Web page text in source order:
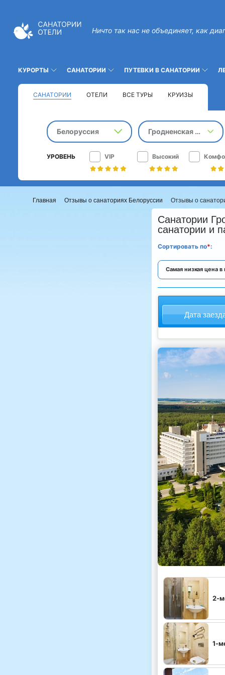
Ничто так нас не объединяет, как
КУРОРТЫ САНАТОРИИ ПУТЕВКИ В САНАТОРИИ
САНАТОРИИ ОТЕЛИ ВСЕ ТУРЫ КРУИЗЫ
Белоруссия Гродненская область
УРОВЕНЬ VIP Высокий
Главная Отзывы о санаториях Белоруссии Отзывы о
Санатории
санатории и
Cортировать по*:
Самая низкая цена в
Дата
2-
1-